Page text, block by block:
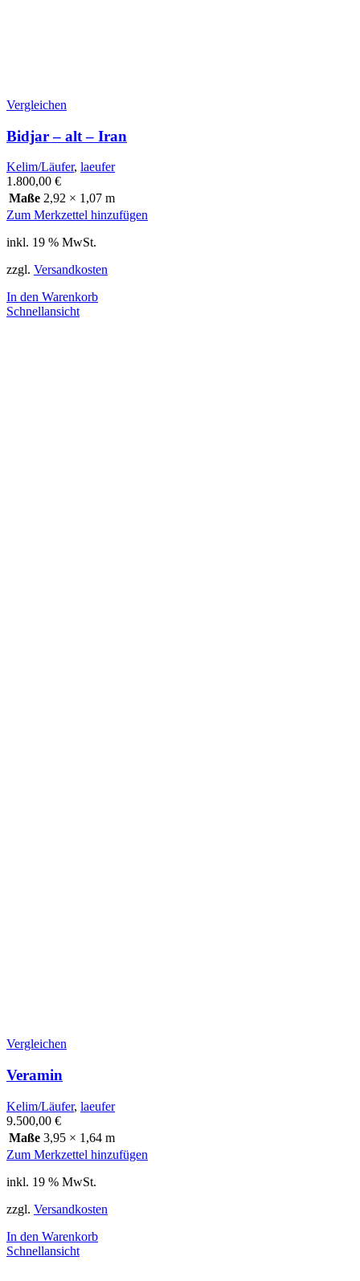
Vergleichen
Bidjar – alt – Iran
Kelim/Läufer, laeufer
1.800,00 €
Maße 2,92 × 1,07 m
Zum Merkzettel hinzufügen
inkl. 19 % MwSt.
zzgl. Versandkosten
In den Warenkorb
Schnellansicht
Vergleichen
Veramin
Kelim/Läufer, laeufer
9.500,00 €
Maße 3,95 × 1,64 m
Zum Merkzettel hinzufügen
inkl. 19 % MwSt.
zzgl. Versandkosten
In den Warenkorb
Schnellansicht